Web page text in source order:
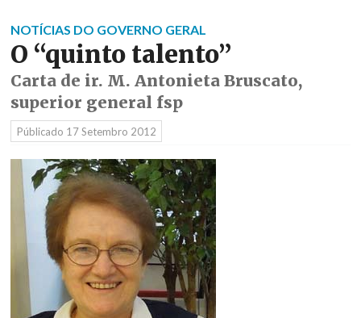
NOTÍCIAS DO GOVERNO GERAL
O “quinto talento”
Carta de ir. M. Antonieta Bruscato,
superior general fsp
Públicado 17 Setembro 2012